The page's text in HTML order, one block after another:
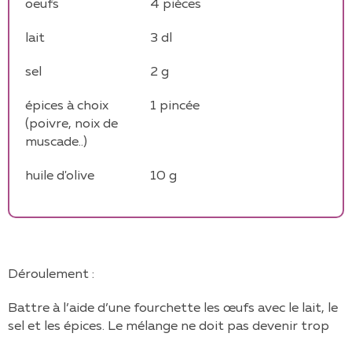
oeufs 4 pièces
lait 3 dl
sel 2 g
épices à choix
(poivre, noix de
muscade..)
1 pincée
huile d'olive 10 g
Déroulement :
Battre à l’aide d’une fourchette les œufs avec le lait, le
sel et les épices. Le mélange ne doit pas devenir trop